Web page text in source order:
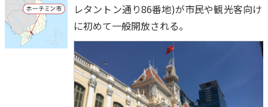
レタントン通り86番地)が市民や観光客向け
に初めて一般開放される。